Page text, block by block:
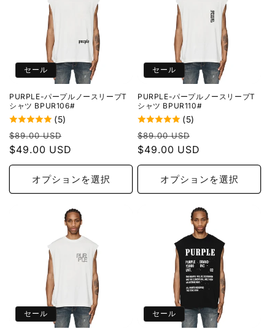
セール
PURPLE-パープルノースリーブT
シャツ BPUR106#
(5)
通
常
価
$89.00 USD
ー
ル
価
格
$49.00 USD
オプションを選択
セール
PURPLE-パープルノースリーブT
シャツ BPUR110#
(5)
通
常
価
$89.00 USD
ー
ル
価
格
$49.00 USD
オプションを選択
セール セール